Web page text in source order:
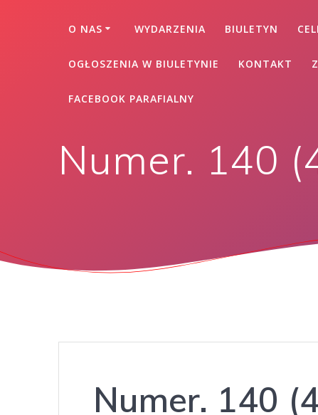
O NAS WYDARZENIA BIULETYN
OGŁOSZENIA W BIULETYNIE KONTAKT
FACEBOOK PARAFIALNY
Numer. 140
Numer. 140